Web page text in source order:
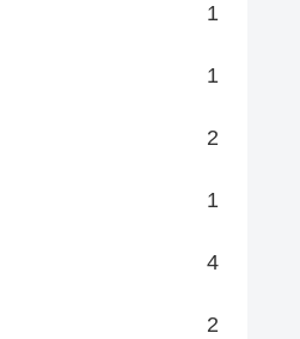
1
1
2
1
4
2